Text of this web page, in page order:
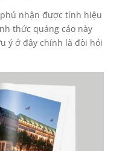
nhận được tính hiệu
thức quảng cáo này
ý ở đây chính là đòi hỏi